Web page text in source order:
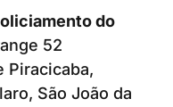
do
52
Piracicaba,
São João da